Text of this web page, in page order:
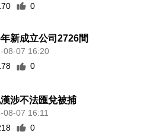
0
年新成立公司2726間
08-07 16:20
0
涉不法匯兌被捕
08-07 16:11
0